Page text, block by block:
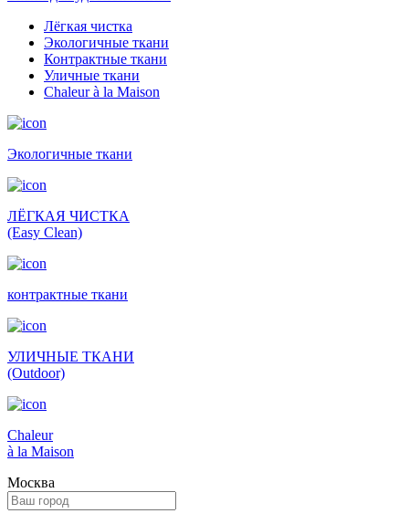
Лёгкая чистка
Экологичные ткани
Контрактные ткани
Уличные ткани
Сhaleur à la Maison
Экологичные ткани
ЛЁГКАЯ ЧИСТКА
(Easy Clean)
контрактные ткани
УЛИЧНЫЕ ТКАНИ
(Outdoor)
Сhaleur
à la Maison
Москва